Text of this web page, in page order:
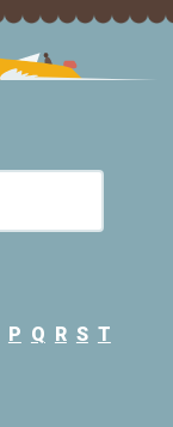
P Q R S T